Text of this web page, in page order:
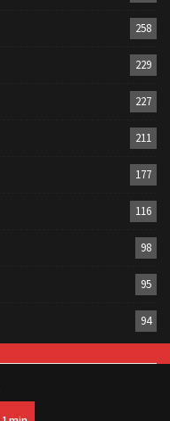
258
229
227
211
177
116
98
95
94